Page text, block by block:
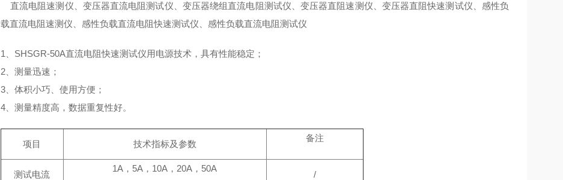
直流电阻速测仪、变压器直流电阻测试仪、变压器绕组直流电阻测试仪、变压器直阻速测仪、变压器直阻快速测试仪、感性负
载直流电阻速测仪、感性负载直流电阻快速测试仪、感性负载直流电阻测试仪
1、SHSGR-50A直流电阻快速测试仪用电源技术，具有性能稳定；
2、测量迅速；
3、体积小巧、使用方便；
4、测量精度高，数据重复性好。
项目 技术指标及参数
备注
测试电流
1A，5A，10A，20A，50A
/